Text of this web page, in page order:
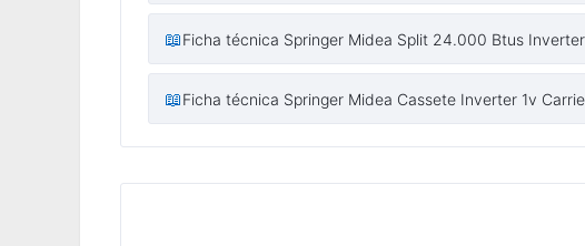
📖Ficha técnica Springer Midea Split 24.000 Btus
📖Ficha técnica Springer Midea Cassete Inverter 1v